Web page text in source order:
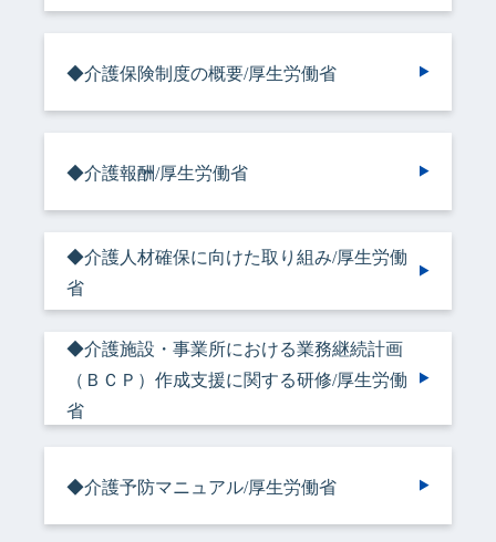
お知らせ
各種問い合わせ
◆介護保険制度の概要/厚生労働省
◆介護報酬/厚生労働省
◆介護人材確保に向けた取り組み/厚生労働
省
◆介護施設・事業所における業務継続計画
（ＢＣＰ）作成支援に関する研修/厚生労働
省
◆介護予防マニュアル/厚生労働省